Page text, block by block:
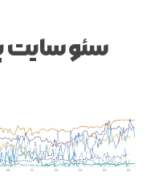
سئو سایت